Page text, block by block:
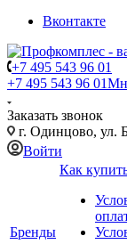
Вконтакте
+7 495 543 96 01
+7 495 543 96 01
Заказать звонок
г. Одинцово, ул.
Войти
Бренды
Как